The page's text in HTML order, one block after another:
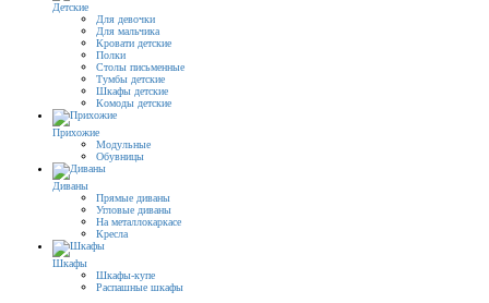
Детские
Для девочки
Для мальчика
Кровати детские
Полки
Столы письменные
Тумбы детские
Шкафы детские
Комоды детские
Прихожие
Модульные
Обувницы
Диваны
Прямые диваны
Угловые диваны
На металлокаркасе
Кресла
Шкафы
Шкафы-купе
Распашные шкафы